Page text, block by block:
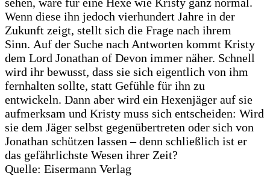
Wenn diese ihn jedoch vierhundert Jahre in der
Zukunft zeigt, stellt sich die Frage nach ihrem
Sinn. Auf der Suche nach Antworten kommt Kristy
dem Lord Jonathan of Devon immer näher. Schnell
wird ihr bewusst, dass sie sich eigentlich von ihm
fernhalten sollte, statt Gefühle für ihn zu
entwickeln. Dann aber wird ein Hexenjäger auf sie
aufmerksam und Kristy muss sich entscheiden: Wird
sie dem Jäger selbst gegenübertreten oder sich von
Jonathan schützen lassen – denn schließlich ist er
das gefährlichste Wesen ihrer Zeit?
Quelle: Eisermann Verlag